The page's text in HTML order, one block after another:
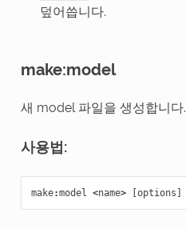
덮어씁니다.
make:model
새 model 파일을 생성합니다.
사용법:
make:model <name> [options ]